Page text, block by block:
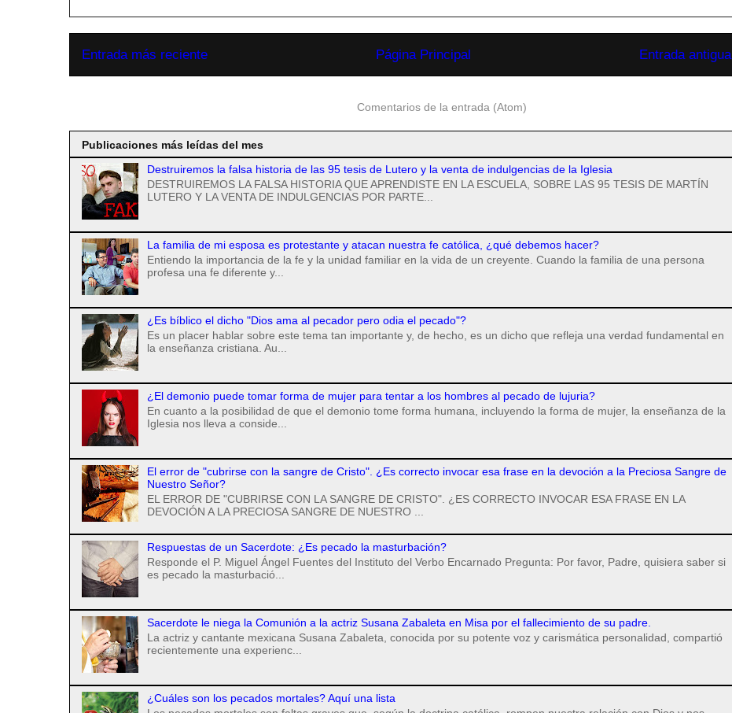
Entrada más reciente Entrada antigua
Página Principal
Comentarios de la entrada (Atom)
Publicaciones más leídas del mes
Destruiremos la falsa historia de las 95 tesis de Lutero y la venta de indulgencias de la Iglesia
DESTRUIREMOS LA FALSA HISTORIA QUE APRENDISTE EN LA ESCUELA, SOBRE LAS 95 TESIS DE MARTÍN
LUTERO Y LA VENTA DE INDULGENCIAS POR PARTE...
La familia de mi esposa es protestante y atacan nuestra fe católica, ¿qué debemos hacer?
Entiendo la importancia de la fe y la unidad familiar en la vida de un creyente. Cuando la familia de una persona
profesa una fe diferente y...
¿Es bíblico el dicho "Dios ama al pecador pero odia el pecado"?
Es un placer hablar sobre este tema tan importante y, de hecho, es un dicho que refleja una verdad fundamental en
la enseñanza cristiana. Au...
¿El demonio puede tomar forma de mujer para tentar a los hombres al pecado de lujuria?
En cuanto a la posibilidad de que el demonio tome forma humana, incluyendo la forma de mujer, la enseñanza de la
Iglesia nos lleva a conside...
El error de "cubrirse con la sangre de Cristo". ¿Es correcto invocar esa frase en la devoción a la Preciosa Sangre de
Nuestro Señor?
EL ERROR DE "CUBRIRSE CON LA SANGRE DE CRISTO". ¿ES CORRECTO INVOCAR ESA FRASE EN LA
DEVOCIÓN A LA PRECIOSA SANGRE DE NUESTRO ...
Respuestas de un Sacerdote: ¿Es pecado la masturbación?
Responde el P. Miguel Ángel Fuentes del Instituto del Verbo Encarnado Pregunta: Por favor, Padre, quisiera saber si
es pecado la masturbació...
Sacerdote le niega la Comunión a la actriz Susana Zabaleta en Misa por el fallecimiento de su padre.
La actriz y cantante mexicana Susana Zabaleta, conocida por su potente voz y carismática personalidad, compartió
recientemente una experienc...
¿Cuáles son los pecados mortales? Aquí una lista